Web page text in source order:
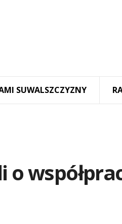
SUWALSZCZYZNY
o